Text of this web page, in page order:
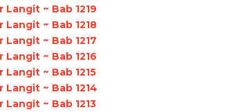
Langit ~ Bab 1219
Langit ~ Bab 1218
Langit ~ Bab 1217
Langit ~ Bab 1216
Langit ~ Bab 1215
Langit ~ Bab 1214
Langit ~ Bab 1213